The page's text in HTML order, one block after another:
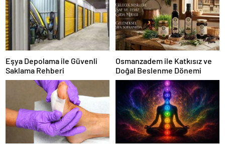
Eşya Depolama ile Güvenli
Saklama Rehberi
Osmanzadem ile Katkısız ve
Doğal Beslenme Dönemi